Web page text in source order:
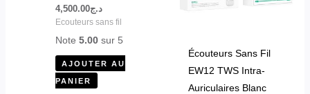
د.ج4,500.00
Ecouteurs sans fil
Note5.00 sur 5
AJOUTER AU
PANIER
Écouteurs Sans Fil
EW12 TWS Intra-
Auriculaires Blanc